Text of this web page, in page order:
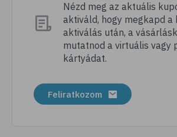
Nézd meg az aktuális
aktiváld, hogy megkapd a
aktiválás után, a
mutatnod a virtuális vagy
kártyádat.
Feliratkozom